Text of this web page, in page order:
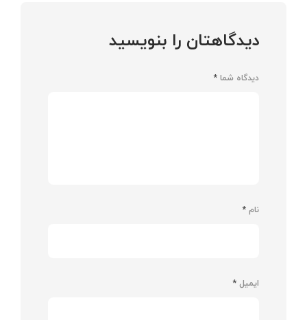
دیدگاهتان را بنویسید
دیدگاه شما *
نام *
ایمیل *